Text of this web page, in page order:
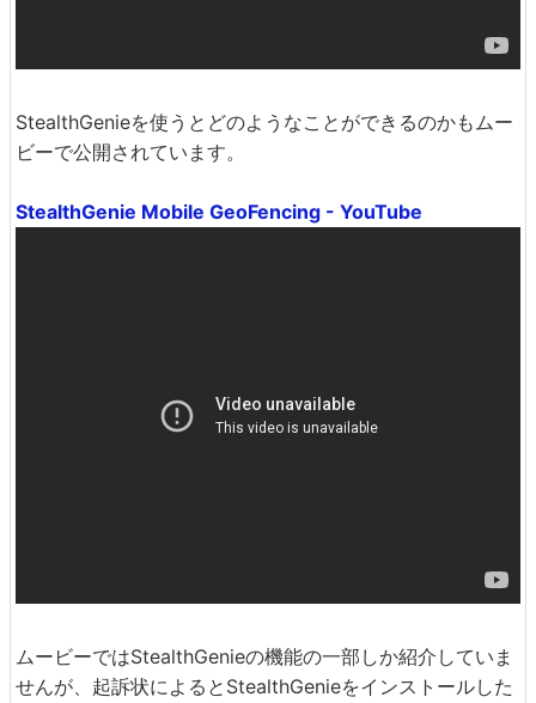
StealthGenieを使うとどのようなことができるのかもムー
ビーで公開されています。
StealthGenie Mobile GeoFencing - YouTube
ムービーではStealthGenieの機能の一部しか紹介していま
せんが、起訴状によるとStealthGenieをインストールした